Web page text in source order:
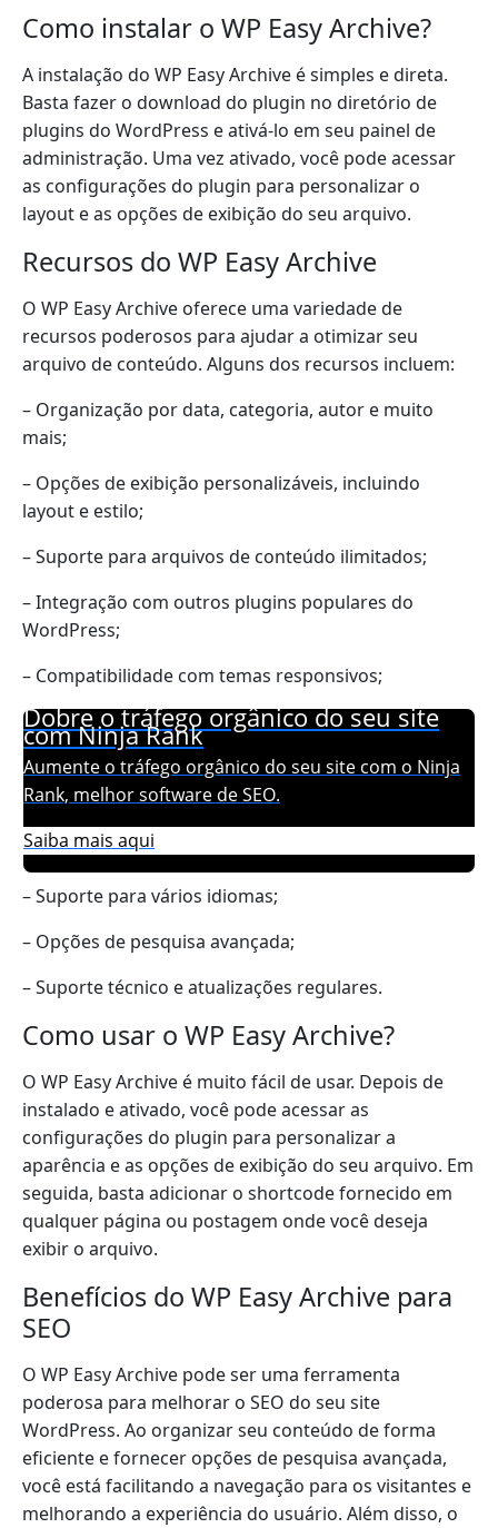
Como instalar o WP Easy Archive?
A instalação do WP Easy Archive é simples e direta.
Basta fazer o download do plugin no diretório de
plugins do WordPress e ativá-lo em seu painel de
administração. Uma vez ativado, você pode acessar
as configurações do plugin para personalizar o
layout e as opções de exibição do seu arquivo.
Recursos do WP Easy Archive
O WP Easy Archive oferece uma variedade de
recursos poderosos para ajudar a otimizar seu
arquivo de conteúdo. Alguns dos recursos incluem:
– Organização por data, categoria, autor e muito
mais;
– Opções de exibição personalizáveis, incluindo
layout e estilo;
– Suporte para arquivos de conteúdo ilimitados;
– Integração com outros plugins populares do
WordPress;
– Compatibilidade com temas responsivos;
Dobre o tráfego orgânico do seu site
com Ninja Rank
Aumente o tráfego orgânico do seu site com o Ninja
Rank, melhor software de SEO.
Saiba mais aqui
– Suporte para vários idiomas;
– Opções de pesquisa avançada;
– Suporte técnico e atualizações regulares.
Como usar o WP Easy Archive?
O WP Easy Archive é muito fácil de usar. Depois de
instalado e ativado, você pode acessar as
configurações do plugin para personalizar a
aparência e as opções de exibição do seu arquivo. Em
seguida, basta adicionar o shortcode fornecido em
qualquer página ou postagem onde você deseja
exibir o arquivo.
Benefícios do WP Easy Archive para
SEO
O WP Easy Archive pode ser uma ferramenta
poderosa para melhorar o SEO do seu site
WordPress. Ao organizar seu conteúdo de forma
eficiente e fornecer opções de pesquisa avançada,
você está facilitando a navegação para os visitantes e
melhorando a experiência do usuário. Além disso, o